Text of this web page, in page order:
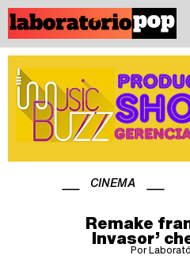
CINEMA
Remake
Invasor’
Por